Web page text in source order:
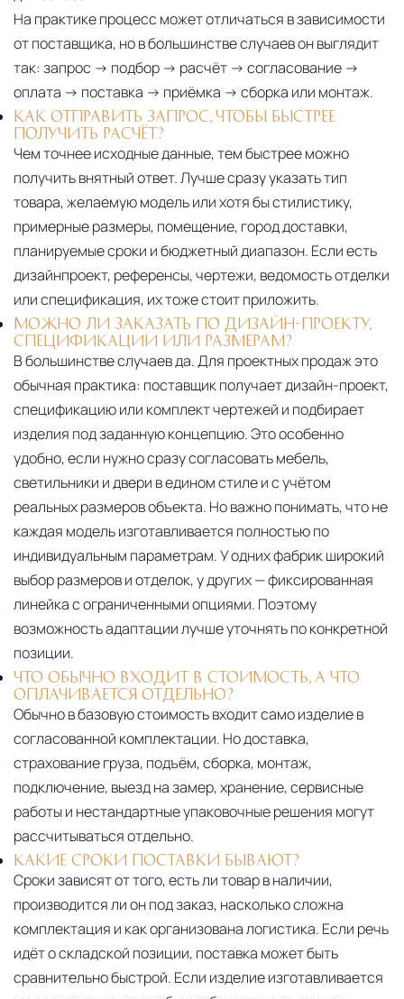
На практике процесс может отличаться в зависимости
от поставщика, но в большинстве случаев он выглядит
так: запрос → подбор → расчёт → согласование →
оплата → поставка → приёмка → сборка или монтаж.
КАК ОТПРАВИТЬ ЗАПРОС, ЧТОБЫ БЫСТРЕЕ
ПОЛУЧИТЬ РАСЧЁТ?
Чем точнее исходные данные, тем быстрее можно
получить внятный ответ. Лучше сразу указать тип
товара, желаемую модель или хотя бы стилистику,
примерные размеры, помещение, город доставки,
планируемые сроки и бюджетный диапазон. Если есть
дизайнпроект, референсы, чертежи, ведомость отделки
или спецификация, их тоже стоит приложить.
МОЖНО ЛИ ЗАКАЗАТЬ ПО ДИЗАЙН-ПРОЕКТУ,
СПЕЦИФИКАЦИИ ИЛИ РАЗМЕРАМ?
В большинстве случаев да. Для проектных продаж это
обычная практика: поставщик получает дизайн-проект,
спецификацию или комплект чертежей и подбирает
изделия под заданную концепцию. Это особенно
удобно, если нужно сразу согласовать мебель,
светильники и двери в едином стиле и с учётом
реальных размеров объекта. Но важно понимать, что не
каждая модель изготавливается полностью по
индивидуальным параметрам. У одних фабрик широкий
выбор размеров и отделок, у других — фиксированная
линейка с ограниченными опциями. Поэтому
возможность адаптации лучше уточнять по конкретной
позиции.
ЧТО ОБЫЧНО ВХОДИТ В СТОИМОСТЬ, А ЧТО
ОПЛАЧИВАЕТСЯ ОТДЕЛЬНО?
Обычно в базовую стоимость входит само изделие в
согласованной комплектации. Но доставка,
страхование груза, подъём, сборка, монтаж,
подключение, выезд на замер, хранение, сервисные
работы и нестандартные упаковочные решения могут
рассчитываться отдельно.
КАКИЕ СРОКИ ПОСТАВКИ БЫВАЮТ?
Сроки зависят от того, есть ли товар в наличии,
производится ли он под заказ, насколько сложна
комплектация и как организована логистика. Если речь
идёт о складской позиции, поставка может быть
сравнительно быстрой. Если изделие изготавливается